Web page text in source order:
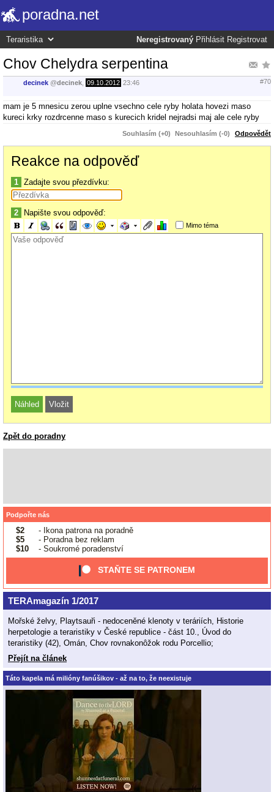
poradna.net
Neregistrovaný Přihlásit Registrovat
Chov Chelydra serpentina
decinek @decinek 09.10.2012 23:46 #70
mam je 5 mnesicu zerou uplne vsechno cele ryby holata hovezi maso
kureci krky rozdrcenne maso s kurecich kridel nejradsi maj ale cele ryby
Souhlasím (+0) Nesouhlasím (-0) Odpovědět
Reakce na odpověď
1 Zadajte svou přezdívku:
2 Napište svou odpověď:
Mimo téma
Zpět do poradny
Podpořte nás
$2
- Ikona patrona na poradně
$5
- Poradna bez reklam
$10
- Soukromé poradenství
STAŇTE SE PATRONEM
TERAmagazín 1/2017
Mořské želvy, Playtsauři - nedoceněné klenoty v teráriích, Historie
herpetologie a teraristiky v České republice - část 10., Úvod do
teraristiky (42), Omán, Chov rovnakonôžok rodu Porcellio;
Přejít na článek
Táto kapela má milióny fanúšikov - až na to, že neexistuje